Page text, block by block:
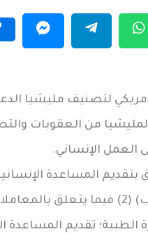
لتصنيف مليشيا
من العقوبات
العمل الإنساني.
المساعدة
إيجابي موصوف في الفقرة الفرعية
الطبية؛ تقديم